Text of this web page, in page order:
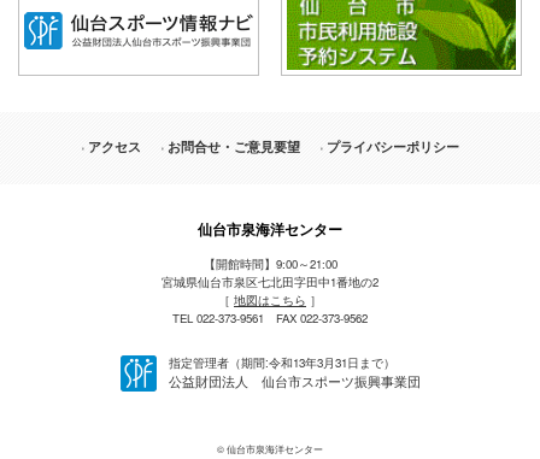
アクセス お問合せ・ご意見要望 プライバシーポリシー
仙台市泉海洋センター
【開館時間】9:00～21:00
宮城県仙台市泉区七北田字田中1番地の2
［ 地図はこちら ］
TEL 022-373-9561 FAX 022-373-9562
指定管理者（期間:令和13年3月31日まで）
公益財団法人 仙台市スポーツ振興事業団
© 仙台市泉海洋センター